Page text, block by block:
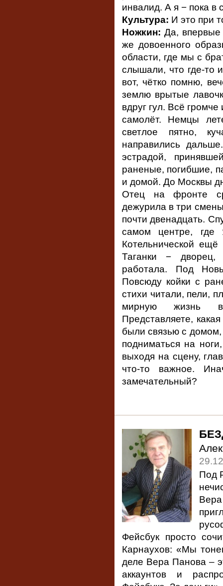
инвалид. А я − пока в
Культура: И это при
Ножкин: Да, впервые
же довоенного
области, где мы с
слышали, что где-то
вот, чётко помню,
землю врытые
вдруг гул. Всё
самолёт. Немцы
светлое пятно,
направились
эстрадой,
раненые, погибшие,
и домой. До Москвы
Отец на фронте
дежурила в три
почти двенадцать.
самом центре, где
Котельнической
Таганки − дворец,
работала. Под
Повсюду койки с
стихи читали, пели,
мирную жизнь
Представляете,
были связью с
подниматься на
выходя на сцену,
что-то важное.
замечательный?
Под
Фейсбук просто
Карнаухов: «Мы
деле Вера Панова –
аккаунтов и